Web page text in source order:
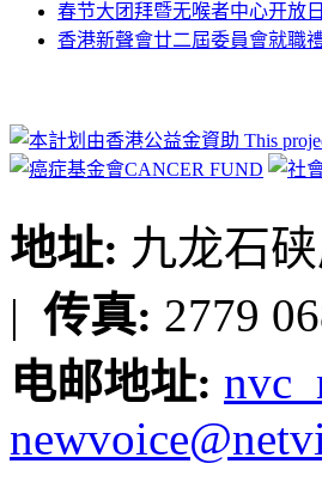
春节大团拜暨无喉者中心开放日
香港新聲會廿二屆委員會就職
地址: 九龙石
| 传真: 2779
电邮地址: